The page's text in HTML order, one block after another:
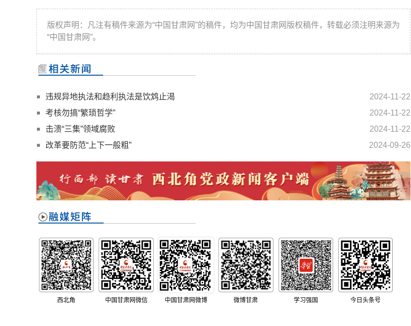
版权声明：凡注有稿件来源为“中国甘肃网”的稿件，均为中国甘肃网版权稿件，转载必须注明来源为
“中国甘肃网”。
2024-11-22
违规异地执法和趋利执法是饮鸩止渴
2024-11-22
考核勿搞“繁琐哲学”
2024-11-22
击溃“三集”领域腐败
2024-09-26
改革要防范“上下一般粗”
西北角 中国甘肃网微信 中国甘肃网微博 微博甘肃 学习强国 今日头条号